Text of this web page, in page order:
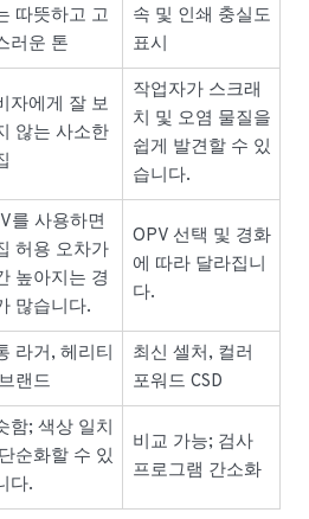
따뜻하고 고
러운 톤
속 및 인쇄 충실도
표시
자에게 잘 보
않는 사소한
작업자가 스크래
치 및 오염 물질을
쉽게 발견할 수 있
습니다.
를 사용하면
허용 오차가
높아지는 경
많습니다.
OPV 선택 및 경화
에 따라 달라집니
다.
라거, 헤리티
랜드
최신 셀처, 컬러
포워드 CSD
함; 색상 일치
순화할 수 있
다.
비교 가능; 검사
프로그램 간소화